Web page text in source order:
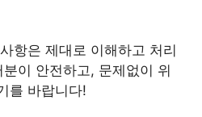
항은 제대로 이해하고 처리
이 안전하고, 문제없이 위
를 바랍니다!